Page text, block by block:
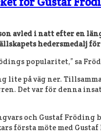
avled i natt efter en
hedersmedalj
popularitet,” sa
lite på väg ner.
Det var för denna
och Gustaf
första möte med